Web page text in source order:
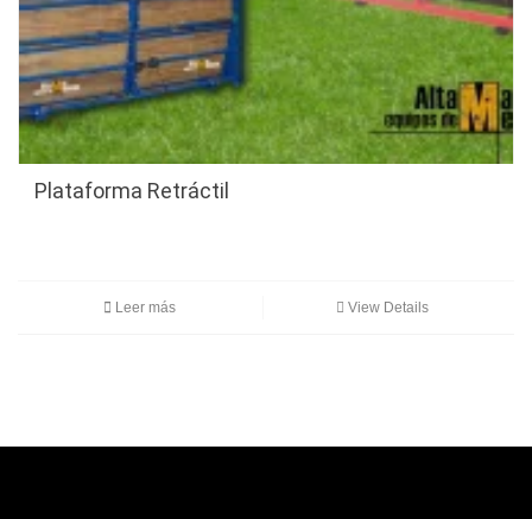
Plataforma Retráctil
Leer más View Details